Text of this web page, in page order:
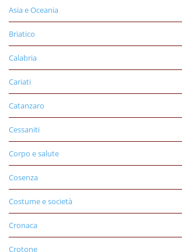
Asia e Oceania
Briatico
Calabria
Cariati
Catanzaro
Cessaniti
Corpo e salute
Cosenza
Costume e società
Cronaca
Crotone